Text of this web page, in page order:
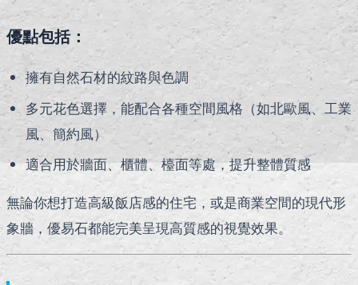
優點包括：
擁有自然石材的紋路與色調
多元花色選擇，能配合各種空間風格（如北歐風、工業
風、簡約風）
適合用於牆面、櫃體、檯面等處，提升整體質感
無論你想打造高級飯店感的住宅，或是商業空間的現代形
象牆，優易石都能完美呈現高質感的視覺效果。